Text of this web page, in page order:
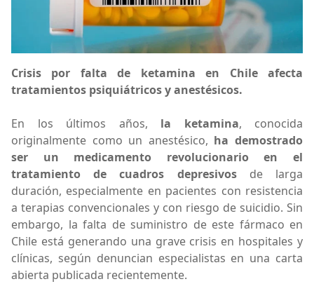
Crisis por falta de ketamina en Chile afecta
tratamientos psiquiátricos y anestésicos.
En los últimos años, la ketamina, conocida
originalmente como un anestésico, ha demostrado
ser un medicamento revolucionario en el
tratamiento de cuadros depresivosde larga
duración, especialmente en pacientes con resistencia
a terapias convencionales y con riesgo de suicidio. Sin
embargo, la falta de suministro de este fármaco en
Chile está generando una grave crisis en hospitales y
clínicas, según denuncian especialistas en una carta
abierta publicada recientemente.